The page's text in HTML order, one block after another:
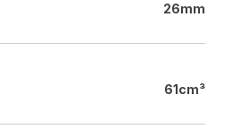
26mm
61cm³